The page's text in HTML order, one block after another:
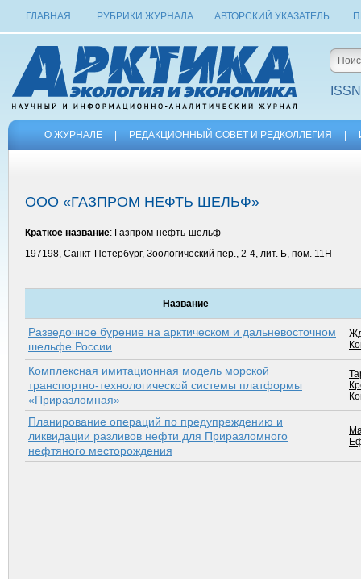
ГЛАВНАЯ РУБРИКИ ЖУРНАЛА АВТОРСКИЙ УКАЗАТЕЛЬ
О ЖУРНАЛЕ РЕДАКЦИОННЫЙ СОВЕТ И РЕДКОЛЛЕГИЯ
ООО «ГАЗПРОМ НЕФТЬ ШЕЛЬФ»
Краткое название: Газпром-нефть-шельф
197198, Санкт-Петербург, Зоологический пер., 2-4, лит. Б, пом. 11H
Название
Разведочное бурение на арктическом и дальневосточном
шельфе России
Комплексная имитационная модель морской
транспортно-технологической системы платформы
«Приразломная»
Планирование операций по предупреждению и
ликвидации разливов нефти для Приразломного
нефтяного месторождения